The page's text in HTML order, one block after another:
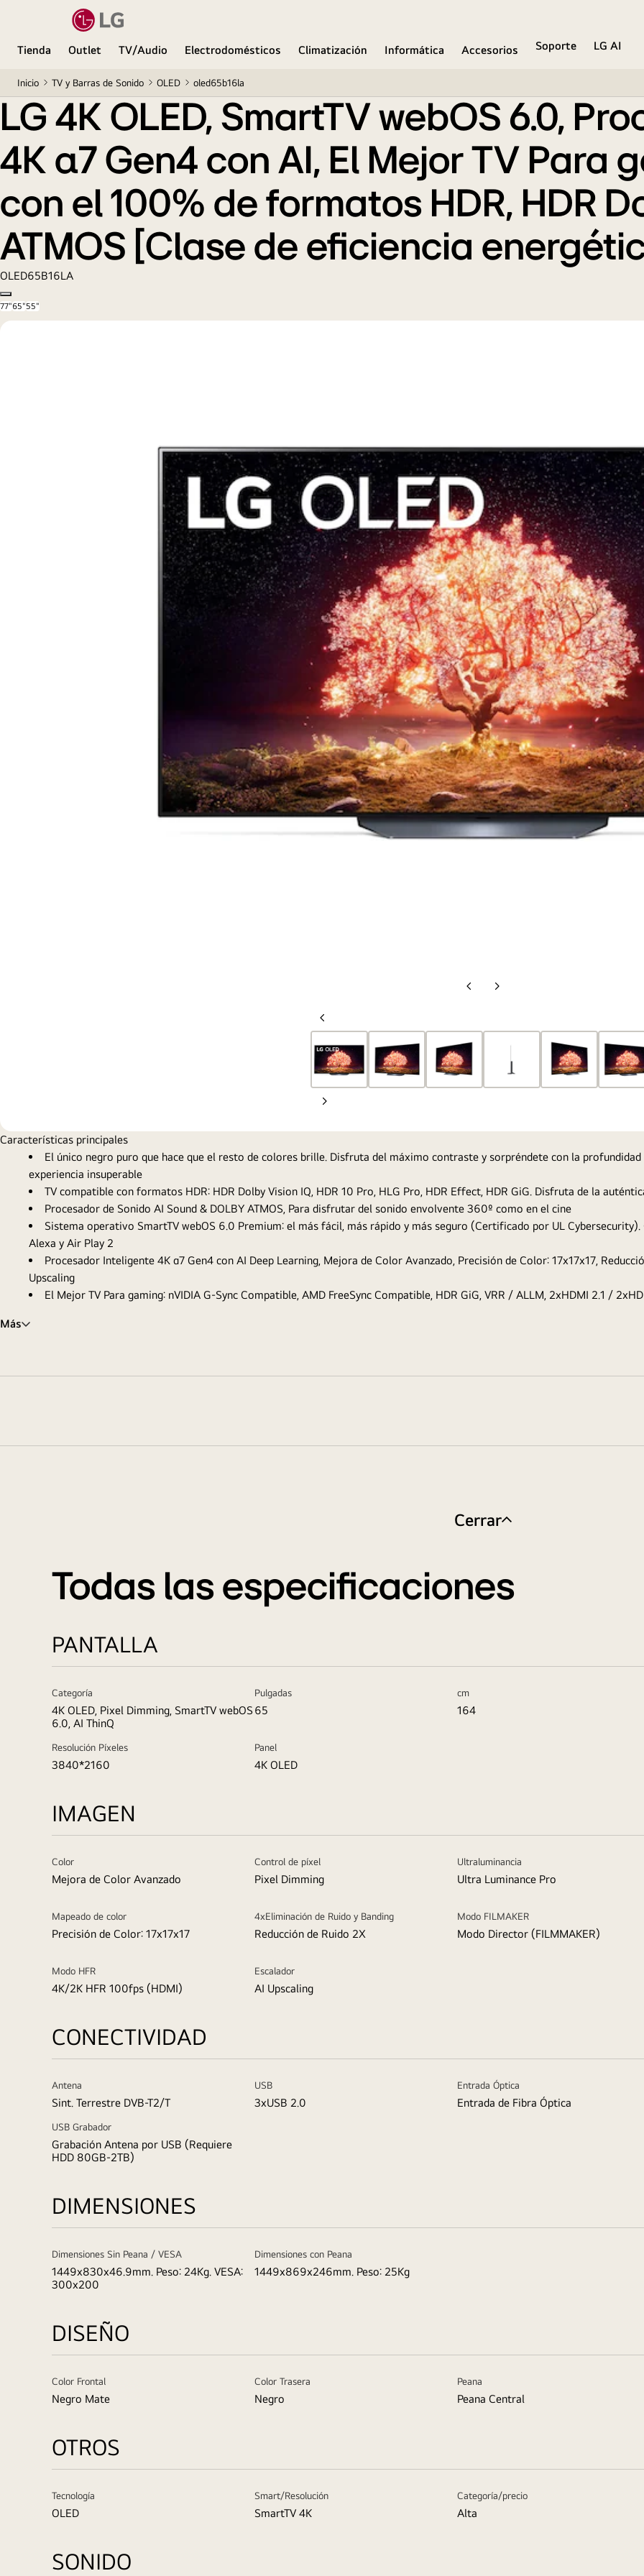
Tienda Outlet TV/Audio Electrodomésticos Climatización Informática Accesorios Soporte LG AI
Inicio TV y Barras de Sonido OLED oled65b16la
LG 4K OLED, SmartTV webOS 6.0,
4K α7 Gen4 con AI, El Mejor TV Para
con el 100% de formatos HDR, HDR
ATMOS [Clase de eficiencia
OLED65B16LA
Copy model name
77"65"55"
DiapositivaDiapositiva
Diapositiva
Diapositiva
Características principales
El único negro puro que hace que el resto de colores brille. Disfruta del máximo contraste y sorpréndete con la
experiencia insuperable
TV compatible con formatos HDR: HDR Dolby Vision IQ, HDR 10 Pro, HLG Pro, HDR Effect, HDR GiG. Disfruta de la
Procesador de Sonido AI Sound & DOLBY ATMOS, Para disfrutar del sonido envolvente 360º como en el cine
Sistema operativo SmartTV webOS 6.0 Premium: el más fácil, más rápido y más seguro (Certificado por UL
Alexa y Air Play 2
Procesador Inteligente 4K α7 Gen4 con AI Deep Learning, Mejora de Color Avanzado, Precisión de Color: 17x17x17,
Upscaling
El Mejor TV Para gaming: nVIDIA G-Sync Compatible, AMD FreeSync Compatible, HDR GiG, VRR / ALLM, 2xHDMI 2.1 /
Más
Cerrar
Todas las especificaciones
PANTALLA
Categoría
4K OLED, Pixel Dimming, SmartTV webOS
6.0, AI ThinQ
Pulgadas
65
cm
164
Resolución Píxeles
3840*2160
Panel
4K OLED
IMAGEN
Color
Mejora de Color Avanzado
Control de píxel
Pixel Dimming
Ultraluminancia
Ultra Luminance Pro
Mapeado de color
Precisión de Color: 17x17x17
4xEliminación de Ruido y Banding
Reducción de Ruido 2X
Modo FILMAKER
Modo Director (FILMMAKER)
Modo HFR
4K/2K HFR 100fps (HDMI)
Escalador
AI Upscaling
CONECTIVIDAD
Antena
Sint. Terrestre DVB-T2/T
USB
3xUSB 2.0
Entrada Óptica
Entrada de Fibra Óptica
USB Grabador
Grabación Antena por USB (Requiere
HDD 80GB-2TB)
DIMENSIONES
Dimensiones Sin Peana / VESA
1449x830x46.9mm. Peso: 24Kg. VESA:
300x200
Dimensiones con Peana
1449x869x246mm. Peso: 25Kg
DISEÑO
Color Frontal
Negro Mate
Color Trasera
Negro
Peana
Peana Central
OTROS
Tecnología
OLED
Smart/Resolución
SmartTV 4K
Categoría/precio
Alta
SONIDO